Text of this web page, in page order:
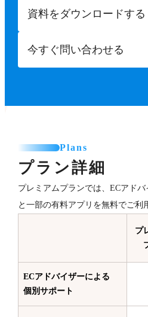
資料をダウンロードする
今すぐ問い合わせる
Plans
プラン詳細
プレミアムプランでは、ECアド
と一部の有料アプリを無料でご利
プ
ECアドバイザーによる
個別サポート